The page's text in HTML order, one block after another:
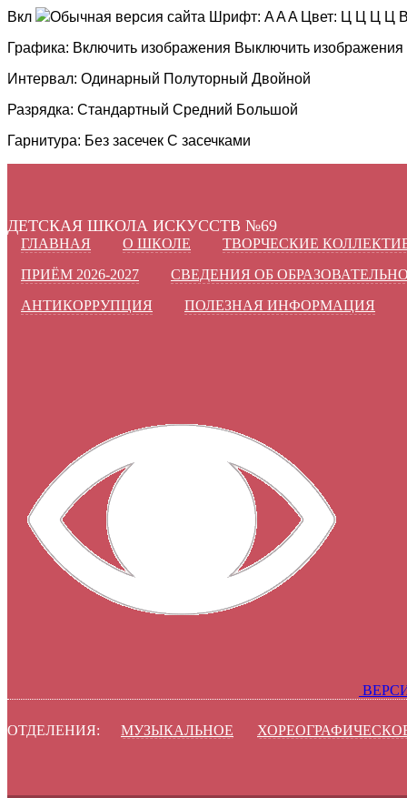
Вкл Обычная версия сайта Шрифт: AAA Цвет: Ц Ц Ц Ц
Графика: Включить изображения Выключить изображения
Интервал: Одинарный Полуторный Двойной
Разрядка: Стандартный Средний Большой
Гарнитура: Без засечек С засечками
ДЕТСКАЯ ШКОЛА ИСКУССТВ №69
ГЛАВНАЯ О ШКОЛЕ
ТВОРЧЕСКИЕ
ПРИЁМ 2026-2027
СВЕДЕНИЯ ОБ
АНТИКОРРУПЦИЯ
ПОЛЕЗНАЯ ИНФОРМАЦИЯ
ОТДЕЛЕНИЯ: МУЗЫКАЛЬНОЕ